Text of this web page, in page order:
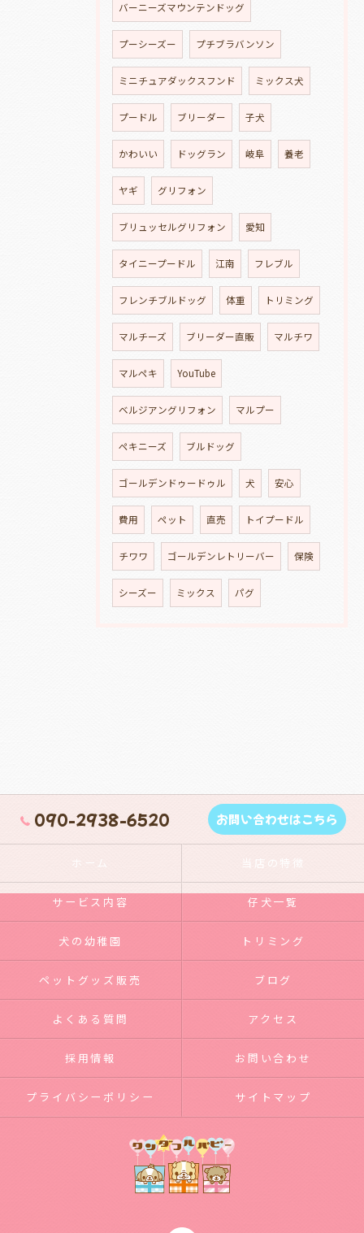
バーニーズマウンテンドッグ
プーシーズー プチブラバンソン
ミニチュアダックスフンド ミックス犬
プードル ブリーダー 子犬
かわいい ドッグラン 岐阜 養老
ヤギ グリフォン
ブリュッセルグリフォン 愛知
タイニープードル 江南 フレブル
フレンチブルドッグ 体重 トリミング
マルチーズ ブリーダー直販 マルチワ
マルペキ YouTube
ベルジアングリフォン マルプー
ペキニーズ ブルドッグ
ゴールデンドゥードゥル 犬 安心
費用 ペット 直売 トイプードル
チワワ ゴールデンレトリーバー 保険
シーズー ミックス パグ
090-2938-6520 お問い合わせはこちら
ホーム 当店の特徴
サービス内容 仔犬一覧
犬の幼稚園 トリミング
ペットグッズ販売 ブログ
よくある質問 アクセス
採用情報 お問い合わせ
プライバシーポリシー サイトマップ